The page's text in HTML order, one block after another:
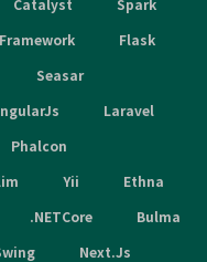
Catalyst
Spark
Flask
Seasar
Laravel
Phalcon
Yii
Ethna
.NETCore
Bulma
Next.Js